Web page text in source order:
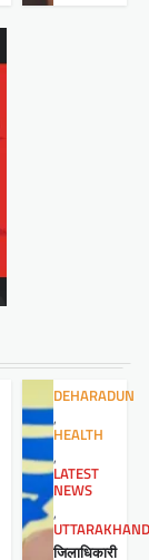
DEHARADUN
,
HEALTH
,
LATEST
NEWS
,
UTTARAKHAND
जिलाधिकारी